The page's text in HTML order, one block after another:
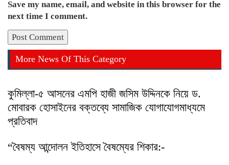
Save my name, email, and website in this browser for the
next time I comment.
More News Of This Category
কুমিল্লা-৫ আসনের এমপি হাজী জসিম উদ্দিনকে নিয়ে ড.
মোবারক হোসাইনের বক্তব্যে সামাজিক যোগাযোগমাধ্যমে
প্রতিবাদ
“বৈষম্য আন্দোলন ইতিহাসে বৈষম্যের শিকার:-